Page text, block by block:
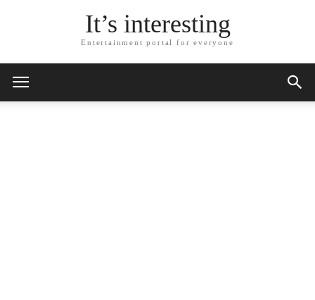
It’s interesting
Entertainment portal for everyone